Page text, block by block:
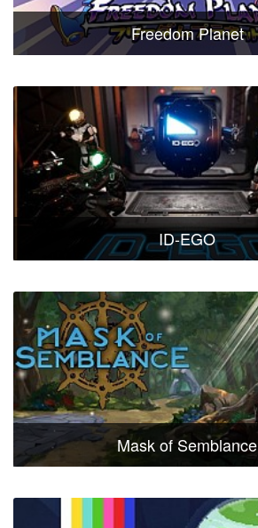
Freedom Planet
ID-EGO
Mask of Semblance